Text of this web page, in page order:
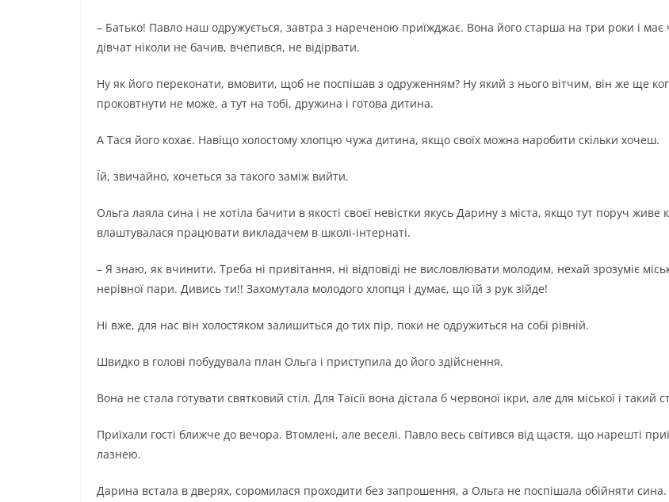
– Батько! Павло наш одружується, завтра з нареченою приїжджає. Вона його старша на три роки і
дівчат ніколи не бачив, вчепився, не відірвати.
Ну як його переконати, вмовити, щоб не поспішав з одруженням? Ну який з нього вітчим, він же ще
проковтнути не може, а тут на тобі, дружина і готова дитина.
А Тася його кохає. Навіщо холостому хлопцю чужа дитина, якщо своїх можна наробити скільки хочеш.
Їй, звичайно, хочеться за такого заміж вийти.
Ольга лаяла сина і не хотіла бачити в якості своєї невістки якусь Дарину з міста, якщо тут поруч
влаштувалася працювати викладачем в школі-інтернаті.
– Я знаю, як вчинити. Треба ні привітання, ні відповіді не висловлювати молодим, нехай зрозуміє
нерівної пари. Дивись ти!! Захомутала молодого хлопця і думає, що їй з рук зійде!
Ні вже, для нас він холостяком залишиться до тих пір, поки не одружиться на собі рівній.
Швидко в голові побудувала план Ольга і приступила до його здійснення.
Вона не стала готувати святковий стіл. Для Таїсії вона дістала б червоної ікри, але для міської і такий
Приїхали гості ближче до вечора. Втомлені, але веселі. Павло весь світився від щастя, що нарешті
лазнею.
Дарина встала в дверях, соромилася проходити без запрошення, а Ольга не поспішала обійняти сина.